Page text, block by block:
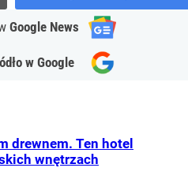
Google News
w Google
drewnem. Ten hotel
wnętrzach